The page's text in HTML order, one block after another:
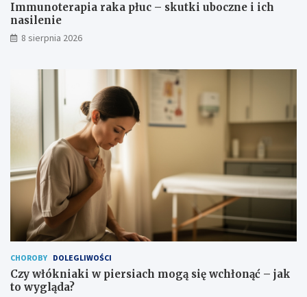
a
?
l
e
n
Immunoterapia raka płuc – skutki uboczne i ich
nasilenie
8 sierpnia 2026
CHOROBY DOLEGLIWOŚCI
Czy włókniaki w piersiach mogą się wchłonąć – jak
to wygląda?